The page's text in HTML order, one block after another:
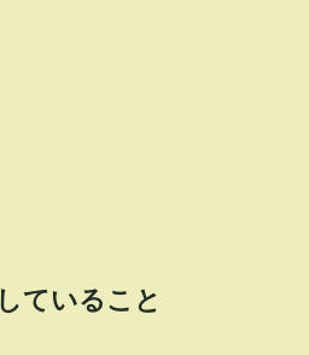
ていること